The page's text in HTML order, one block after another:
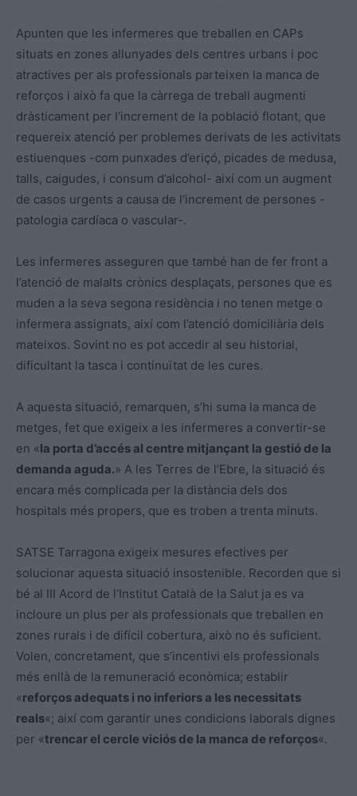
Apunten que les infermeres que treballen en CAPs
situats en zones allunyades dels centres urbans i poc
atractives per als professionals parteixen la manca de
reforços i això fa que la càrrega de treball augmenti
dràsticament per l’increment de la població flotant, que
requereix atenció per problemes derivats de les activitats
estiuenques -com punxades d’eriçó, picades de medusa,
talls, caigudes, i consum d’alcohol- així com un augment
de casos urgents a causa de l’increment de persones -
patologia cardíaca o vascular-.
Les infermeres asseguren que també han de fer front a
l’atenció de malalts crònics desplaçats, persones que es
muden a la seva segona residència i no tenen metge o
infermera assignats, així com l’atenció domiciliària dels
mateixos. Sovint no es pot accedir al seu historial,
dificultant la tasca i continuïtat de les cures.
A aquesta situació, remarquen, s’hi suma la manca de
metges, fet que exigeix a les infermeres a convertir-se
en «la porta d’accés al centre mitjançant la gestió de la
demanda aguda.» A les Terres de l’Ebre, la situació és
encara més complicada per la distància dels dos
hospitals més propers, que es troben a trenta minuts.
SATSE Tarragona exigeix mesures efectives per
solucionar aquesta situació insostenible. Recorden que si
bé al III Acord de l’Institut Català de la Salut ja es va
incloure un plus per als professionals que treballen en
zones rurals i de difícil cobertura, això no és suficient.
Volen, concretament, que s’incentivi els professionals
més enllà de la remuneració econòmica; establir
«reforços adequats i no inferiors a les necessitats
reals«; així com garantir unes condicions laborals dignes
per «trencar el cercle viciós de la manca de reforços«.